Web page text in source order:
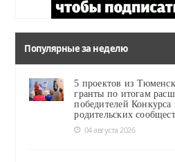
Популярные за неделю
5 проектов из
гранты по итогам
победителей
родительских
04 августа 2026